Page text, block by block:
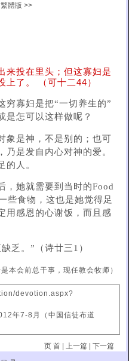
繁體版 >>
来投在里头；但这寡妇是
上了。 （可十二44）
穷寡妇是把“一切养生的”
是怎可以这样做呢？
象是神，不是别的；也可
乃是发自内心对神的爱。
的人。
，她就需要到当时的Food
些食物，这也是她觉得足
用感恩的心谢饭，而且感
乏。”（诗廿三1）
本会前总干事，现任教会牧师）
devotion.aspx?
年7-8月（中国信徒布道
页 首| 上一篇| 下一篇